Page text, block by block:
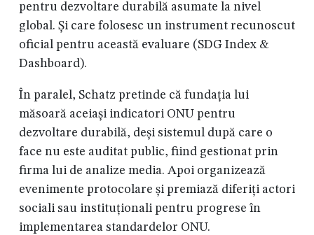
pentru dezvoltare durabilă asumate la nivel
global. Și care folosesc un instrument recunoscut
oficial pentru această evaluare (SDG Index &
Dashboard).
În paralel, Schatz pretinde că fundația lui
măsoară aceiași indicatori ONU pentru
dezvoltare durabilă, deși sistemul după care o
face nu este auditat public, fiind gestionat prin
firma lui de analize media. Apoi organizează
evenimente protocolare și premiază diferiți actori
sociali sau instituționali pentru progrese în
implementarea standardelor ONU.